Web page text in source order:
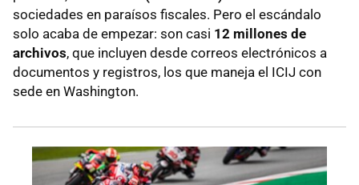
sociedades en paraísos fiscales. Pero el escándalo
solo acaba de empezar: son casi 12 millones de
archivos, que incluyen desde correos electrónicos a
documentos y registros, los que maneja el ICIJ con
sede en Washington.